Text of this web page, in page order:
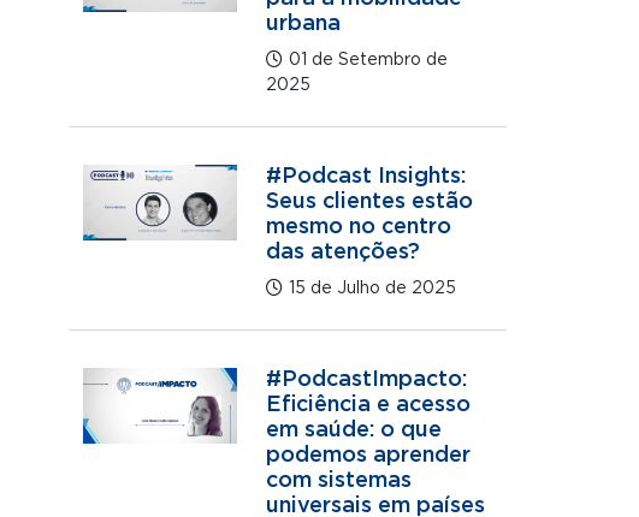
urbana
01 de Setembro de
2025
#Podcast Insights:
Seus clientes estão
mesmo no centro
das atenções?
15 de Julho de 2025
#PodcastImpacto:
Eficiência e acesso
em saúde: o que
podemos aprender
com sistemas
universais em países